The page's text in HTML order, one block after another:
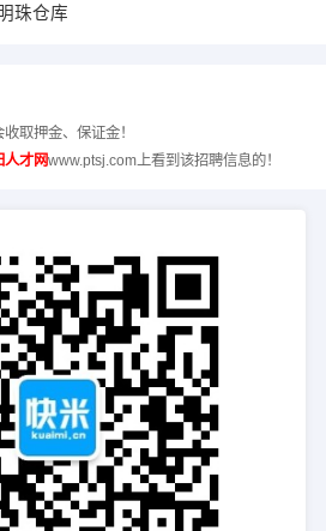
珠仓库
取押金、保证金！
人才网www.ptsj.com上看到该招聘信息的！